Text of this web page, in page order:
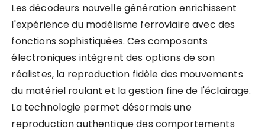
Les décodeurs nouvelle génération enrichissent
l'expérience du modélisme ferroviaire avec des
fonctions sophistiquées. Ces composants
électroniques intègrent des options de son
réalistes, la reproduction fidèle des mouvements
du matériel roulant et la gestion fine de l'éclairage.
La technologie permet désormais une
reproduction authentique des comportements